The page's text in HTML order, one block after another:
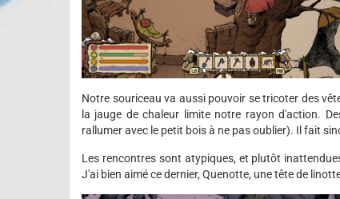
Notre souriceau va aussi pouvoir se tricoter des
la jauge de chaleur limite notre rayon d'action.
rallumer avec le petit bois à ne pas oublier). Il fait
Les rencontres sont atypiques, et plutôt
J'ai bien aimé ce dernier, Quenotte, une tête de